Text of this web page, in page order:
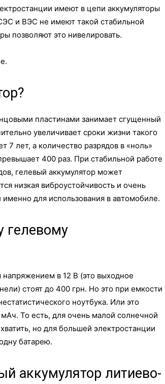
имеют в цепи аккумуляторы
и ВЭС не имеют такой стабильной
позволяют это нивелировать.
пластинами занимает сгущенный
увеличивает сроки жизни такого
7 лет, а количество разрядов в «ноль»
400 раз. При стабильной работе
гелевый аккумулятор может
низкая виброустойчивость и очень
именно для использования в автомобиле.
гелевому
в 12 В (это выходное
стоят до 400 грн. Но это при емкости
ноутбука. Или это
То есть, для очень малой солнечной
но для большей электростанции
батарею.
аккумулятор литиево-